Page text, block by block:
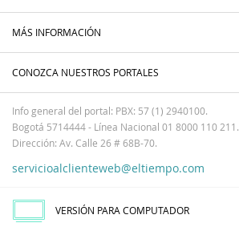
MÁS INFORMACIÓN
CONOZCA NUESTROS PORTALES
Info general del portal: PBX: 57 (1) 2940100.
Bogotá 5714444 - Línea Nacional 01 8000 110 211.
Dirección: Av. Calle 26 # 68B-70.
servicioalclienteweb@eltiempo.com
VERSIÓN PARA COMPUTADOR